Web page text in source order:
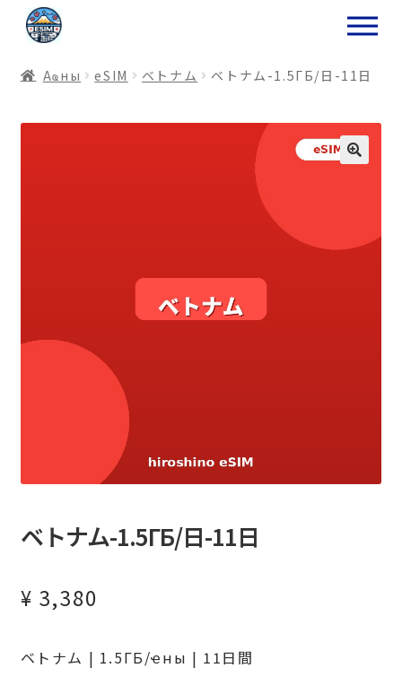
ナ
ビ
ー
ョ
コ
ン
ン
ス
Аҩны еSIM ベトナム ベトナム-1.5ГБ/日-11日
ベトナム-1.5ГБ/日-11日
¥ 3,380
ベトナム | 1.5ГБ/ҽны | 11日間